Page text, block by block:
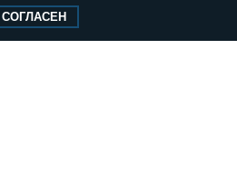
Эл № ФС77-
СОГЛАСЕН